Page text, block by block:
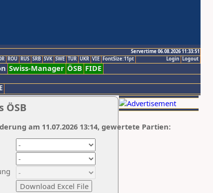
Servertime 06.08.2026 11:33:51
Logout
Login
ROU RUS SRB SVK SWE TUR UKR VIE FontSize:11pt
Swiss-Manager ÖSB FIDE
ÖSB
am 11.07.2026 13:14, gewertete Partien: